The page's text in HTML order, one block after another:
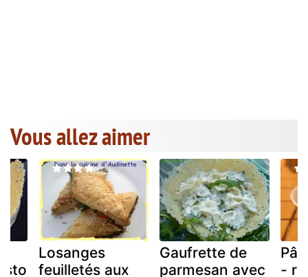
Vous allez aimer
Losanges
feuilletés aux
Gaufrette de
parmesan avec
-